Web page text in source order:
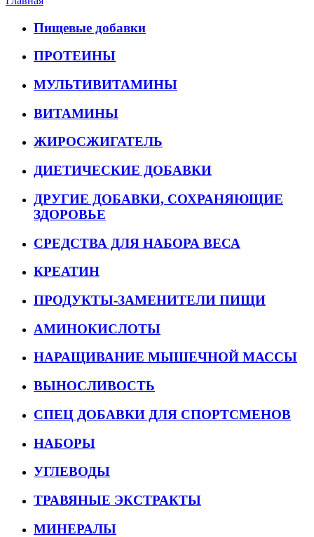
Пищевые добавки
ПРОТЕИНЫ
МУЛЬТИВИТАМИНЫ
ВИТАМИНЫ
ЖИРОСЖИГАТЕЛЬ
ДИЕТИЧЕСКИЕ ДОБАВКИ
ДРУГИЕ ДОБАВКИ, СОХРАНЯЮЩИЕ
ЗДОРОВЬЕ
СРЕДСТВА ДЛЯ НАБОРА ВЕСА
КРЕАТИН
ПРОДУКТЫ-ЗАМЕНИТЕЛИ ПИЩИ
АМИНОКИСЛОТЫ
НАРАЩИВАНИЕ МЫШЕЧНОЙ МАССЫ
ВЫНОСЛИВОСТЬ
СПЕЦ ДОБАВКИ ДЛЯ СПОРТСМЕНОВ
НАБОРЫ
УГЛЕВОДЫ
ТРАВЯНЫЕ ЭКСТРАКТЫ
МИНЕРАЛЫ